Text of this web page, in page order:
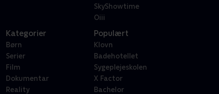
SkyShowtime
Oiii
Kategorier
Børn
Serier
Film
Dokumentar
Reality
Populært
Klovn
Badehotellet
Sygeplejeskolen
X Factor
Bachelor